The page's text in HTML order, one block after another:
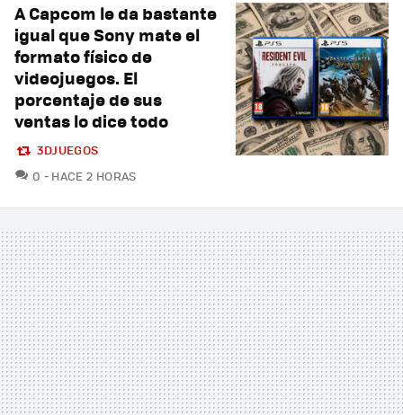
A Capcom le da bastante
igual que Sony mate el
formato físico de
videojuegos. El
porcentaje de sus
ventas lo dice todo
3DJUEGOS
0 COMENTARIOS
HACE 2 HORAS